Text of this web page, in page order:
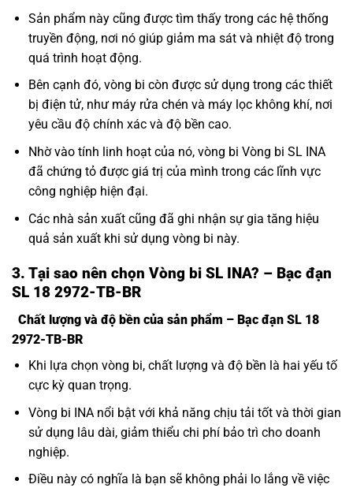
Sản phẩm này cũng được tìm thấy trong các hệ thống
truyền động, nơi nó giúp giảm ma sát và nhiệt độ trong
quá trình hoạt động.
Bên cạnh đó, vòng bi còn được sử dụng trong các thiết
bị điện tử, như máy rửa chén và máy lọc không khí, nơi
yêu cầu độ chính xác và độ bền cao.
Nhờ vào tính linh hoạt của nó, vòng bi Vòng bi SL INA
đã chứng tỏ được giá trị của mình trong các lĩnh vực
công nghiệp hiện đại.
Các nhà sản xuất cũng đã ghi nhận sự gia tăng hiệu
quả sản xuất khi sử dụng vòng bi này.
3. Tại sao nên chọn Vòng bi SL INA? – Bạc đạn
SL 18 2972-TB-BR
Chất lượng và độ bền của sản phẩm – Bạc đạn SL 18
2972-TB-BR
Khi lựa chọn vòng bi, chất lượng và độ bền là hai yếu tố
cực kỳ quan trọng.
Vòng bi INA nổi bật với khả năng chịu tải tốt và thời gian
sử dụng lâu dài, giảm thiểu chi phí bảo trì cho doanh
nghiệp.
Điều này có nghĩa là bạn sẽ không phải lo lắng về việc